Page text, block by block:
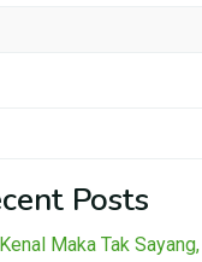
Posts
Maka Tak